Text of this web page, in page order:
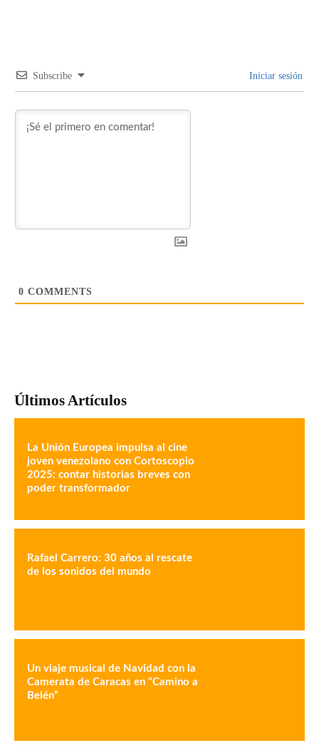
Subscribe Iniciar sesión
0 COMMENTS
Últimos Artículos
La Unión Europea impulsa al cine
joven venezolano con Cortoscopio
2025: contar historias breves con
poder transformador
Rafael Carrero: 30 años al rescate
de los sonidos del mundo
Un viaje musical de Navidad con la
Camerata de Caracas en “Camino a
Belén”